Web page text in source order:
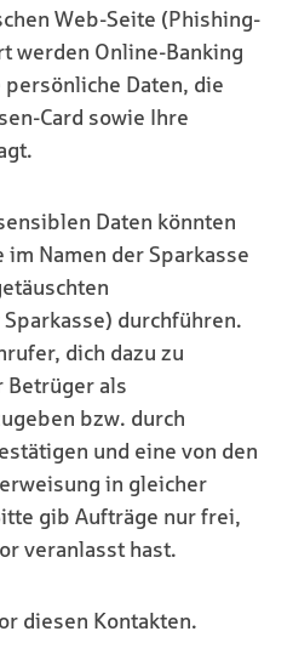
Web-Seite (Phishing-
werden Online-Banking
Daten, die
Card sowie Ihre
Daten könnten
Namen der Sparkasse
durchführen.
dich dazu zu
Betrüger als
bzw. durch
und eine von den
in gleicher
gib Aufträge nur frei,
veranlasst hast.
diesen Kontakten.